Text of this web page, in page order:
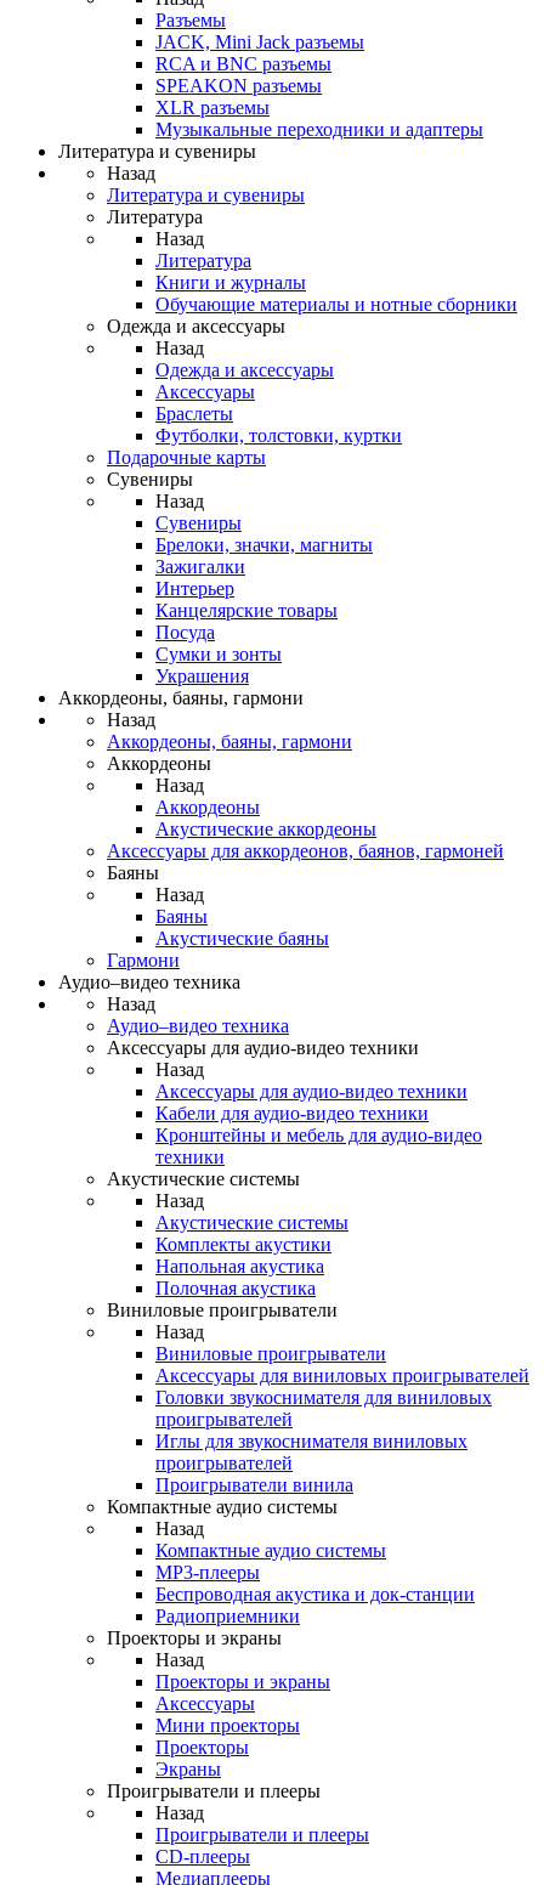
Разъемы
JACK, Mini Jack разъемы
RCA и BNC разъемы
SPEAKON разъемы
XLR разъемы
Музыкальные переходники и адаптеры
Литература и сувениры
Назад
Литература и сувениры
Литература
Назад
Литература
Книги и журналы
Обучающие материалы и нотные сборники
Одежда и аксессуары
Назад
Одежда и аксессуары
Аксессуары
Браслеты
Футболки, толстовки, куртки
Подарочные карты
Сувениры
Назад
Сувениры
Брелоки, значки, магниты
Зажигалки
Интерьер
Канцелярские товары
Посуда
Сумки и зонты
Украшения
Аккордеоны, баяны, гармони
Назад
Аккордеоны, баяны, гармони
Аккордеоны
Назад
Аккордеоны
Акустические аккордеоны
Аксессуары для аккордеонов, баянов, гармоней
Баяны
Назад
Баяны
Акустические баяны
Гармони
Аудио–видео техника
Назад
Аудио–видео техника
Аксессуары для аудио-видео техники
Назад
Аксессуары для аудио-видео техники
Кабели для аудио-видео техники
Кронштейны и мебель для аудио-видео
техники
Акустические системы
Назад
Акустические системы
Комплекты акустики
Напольная акустика
Полочная акустика
Виниловые проигрыватели
Назад
Виниловые проигрыватели
Аксессуары для виниловых проигрывателей
Головки звукоснимателя для виниловых
проигрывателей
Иглы для звукоснимателя виниловых
проигрывателей
Проигрыватели винила
Компактные аудио системы
Назад
Компактные аудио системы
MP3-плееры
Беспроводная акустика и док-станции
Радиоприемники
Проекторы и экраны
Назад
Проекторы и экраны
Аксессуары
Мини проекторы
Проекторы
Экраны
Проигрыватели и плееры
Назад
Проигрыватели и плееры
CD-плееры
Медиаплееры